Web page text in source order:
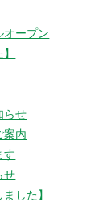
オープン
らせ
案内
す
せ
した】